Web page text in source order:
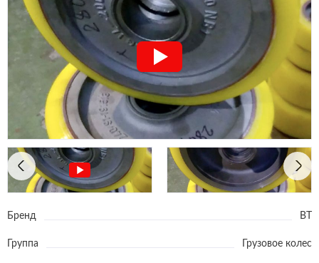
Бренд BT
Группа Грузовое колес